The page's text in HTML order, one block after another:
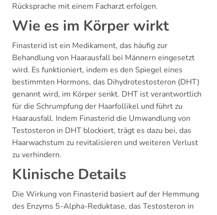
Rücksprache mit einem Facharzt erfolgen.
Wie es im Körper wirkt
Finasterid ist ein Medikament, das häufig zur
Behandlung von Haarausfall bei Männern eingesetzt
wird. Es funktioniert, indem es den Spiegel eines
bestimmten Hormons, das Dihydrotestosteron (DHT)
genannt wird, im Körper senkt. DHT ist verantwortlich
für die Schrumpfung der Haarfollikel und führt zu
Haarausfall. Indem Finasterid die Umwandlung von
Testosteron in DHT blockiert, trägt es dazu bei, das
Haarwachstum zu revitalisieren und weiteren Verlust
zu verhindern.
Klinische Details
Die Wirkung von Finasterid basiert auf der Hemmung
des Enzyms 5-Alpha-Reduktase, das Testosteron in